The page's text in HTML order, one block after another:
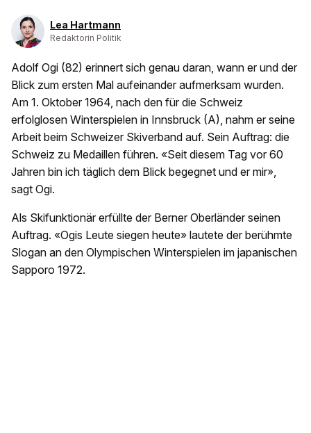
Lea Hartmann
Redaktorin Politik
Adolf Ogi (82) erinnert sich genau daran, wann er und der
Blick zum ersten Mal aufeinander aufmerksam wurden.
Am 1. Oktober 1964, nach den für die Schweiz
erfolglosen Winterspielen in Innsbruck (A), nahm er seine
Arbeit beim Schweizer Skiverband auf. Sein Auftrag: die
Schweiz zu Medaillen führen. «Seit diesem Tag vor 60
Jahren bin ich täglich dem Blick begegnet und er mir»,
sagt Ogi.
Als Skifunktionär erfüllte der Berner Oberländer seinen
Auftrag. «Ogis Leute siegen heute» lautete der berühmte
Slogan an den Olympischen Winterspielen im japanischen
Sapporo 1972.